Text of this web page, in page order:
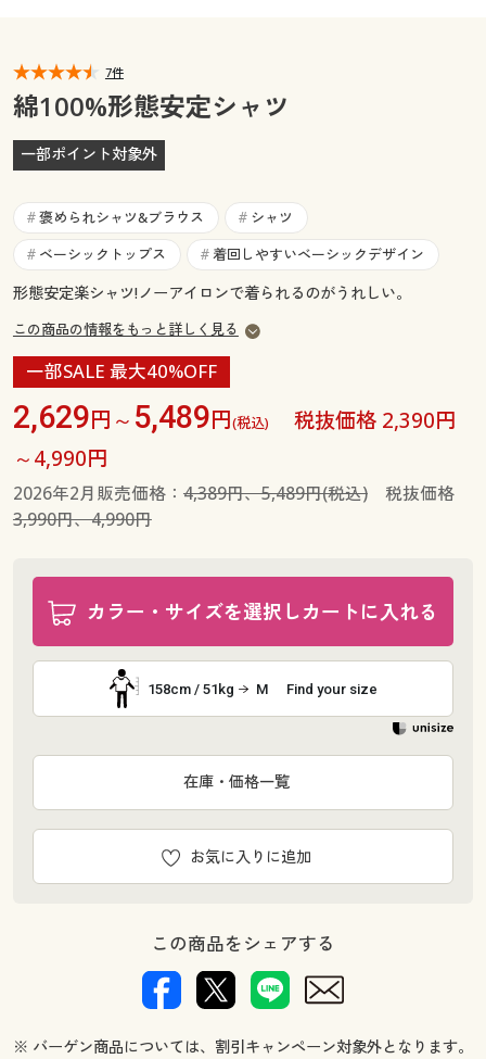
マイページ
閲覧履歴
お気に入り
サポート
よくある質問とお問い合わせ
閲覧履歴
ご利用ガイド
よくある質問とお問い合わせ
7件
綿100%形態安定シャツ
一部ポイント対象外
# 褒められシャツ&ブラウス # シャツ
# ベーシックトップス # 着回しやすいベーシックデザイン
形態安定楽シャツ!ノーアイロンで着られるのがうれしい。
この商品の情報をもっと詳しく見る
一部SALE 最大40%OFF
2,629円～ 5,489円(税込)
税抜価格 2,390円
～4,990円
2026年2月販売価格： 4,389円、5,489円(税込)税抜価格
3,990円、4,990円
カラー・サイズを選択しカートに入れる
158cm / 51kg M Find your size
お気に入りに追加
在庫・価格一覧
この商品をシェアする
※ バーゲン商品については、割引キャンペーン対象外となります。